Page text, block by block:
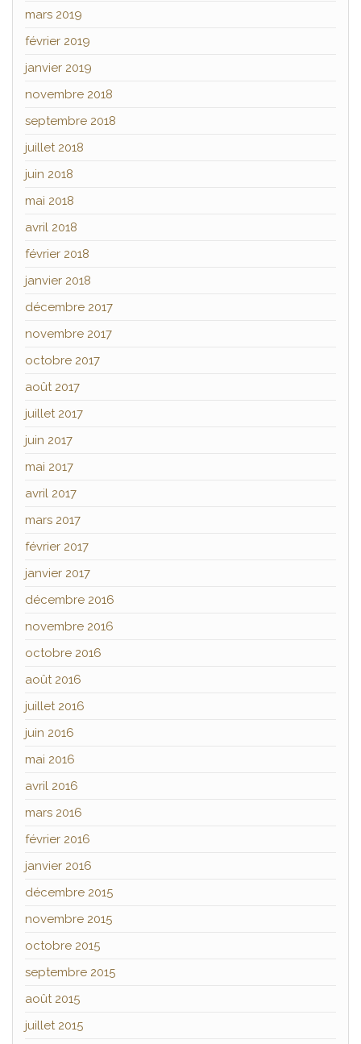
mars 2019
février 2019
janvier 2019
novembre 2018
septembre 2018
juillet 2018
juin 2018
mai 2018
avril 2018
février 2018
janvier 2018
décembre 2017
novembre 2017
octobre 2017
août 2017
juillet 2017
juin 2017
mai 2017
avril 2017
mars 2017
février 2017
janvier 2017
décembre 2016
novembre 2016
octobre 2016
août 2016
juillet 2016
juin 2016
mai 2016
avril 2016
mars 2016
février 2016
janvier 2016
décembre 2015
novembre 2015
octobre 2015
septembre 2015
août 2015
juillet 2015